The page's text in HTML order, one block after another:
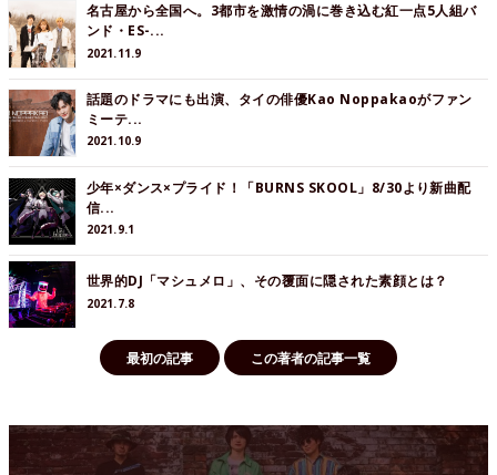
名古屋から全国へ。3都市を激情の渦に巻き込む紅一点5人組バ
ンド・ES-...
2021.11.9
話題のドラマにも出演、タイの俳優Kao Noppakaoがファン
ミーテ...
2021.10.9
少年×ダンス×プライド！「BURNS SKOOL」8/30より新曲配
信...
2021.9.1
世界的DJ「マシュメロ」、その覆面に隠された素顔とは？
2021.7.8
最初の記事 この著者の記事一覧